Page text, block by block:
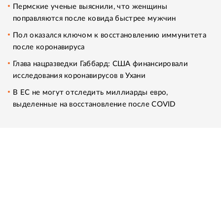
Пермские ученые выяснили, что женщины
поправляются после ковида быстрее мужчин
Пол оказался ключом к восстановлению иммунитета
после коронавируса
Глава нацразведки Габбард: США финансировали
исследования коронавирусов в Ухани
В ЕС не могут отследить миллиарды евро,
выделенные на восстановление после COVID